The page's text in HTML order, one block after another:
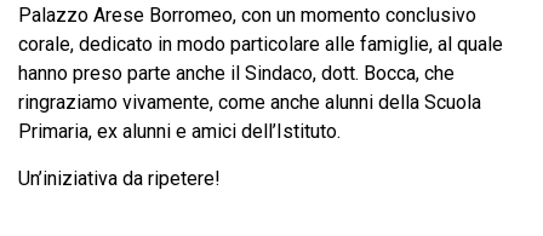
Palazzo Arese Borromeo, con un momento conclusivo
corale, dedicato in modo particolare alle famiglie, al quale
hanno preso parte anche il Sindaco, dott. Bocca, che
ringraziamo vivamente, come anche alunni della Scuola
Primaria, ex alunni e amici dell’Istituto.
Un’iniziativa da ripetere!